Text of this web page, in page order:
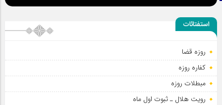
استفتائات
روزه قضا
کفاره روزه
مبطلات روزه
رویت هلال ـ ثبوت اول ماه